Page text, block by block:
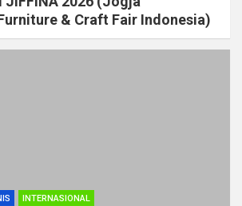
& Craft Fair Indonesia)
INTERNASIONAL